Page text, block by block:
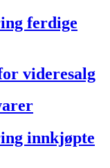
ferdige
videresalg
innkjøpte